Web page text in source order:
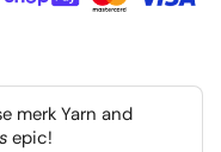
merk Yarn and
epic!